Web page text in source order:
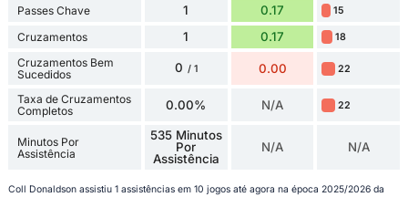
Passes Chave 1 0.17 15
Cruzamentos 1 0.17 18
Cruzamentos Bem
Sucedidos
0 / 1 0.00 22
Taxa de Cruzamentos
Completos
0.00% N/A 22
Minutos Por
Assistência
535 Minutos
Por
Assistência
N/A N/A
Coll Donaldson assistiu 1 assistências em 10 jogos até agora na época 2025/2026 da